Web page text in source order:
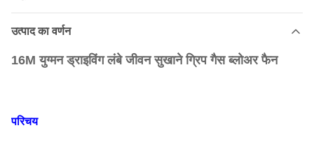
उत्पाद का वर्णन
16M युग्मन ड्राइविंग लंबे जीवन सुखाने ग्रिप गैस ब्लोअर फैन
परिचय